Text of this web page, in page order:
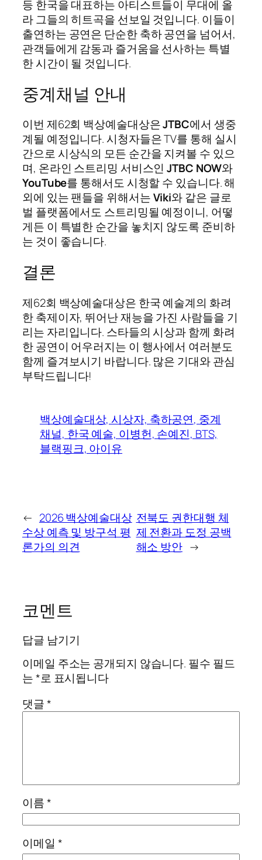
등 한국을 대표하는 아티스트들이 무대에 올
라 그들의 히트곡을 선보일 것입니다. 이들이
출연하는 공연은 단순한 축하 공연을 넘어서,
관객들에게 감동과 즐거움을 선사하는 특별
한 시간이 될 것입니다.
중계채널 안내
이번 제62회 백상예술대상은JTBC에서 생중
계될 예정입니다. 시청자들은 TV를 통해 실시
간으로 시상식의 모든 순간을 지켜볼 수 있으
며, 온라인 스트리밍 서비스인JTBC NOW와
YouTube를 통해서도 시청할 수 있습니다. 해
외에 있는 팬들을 위해서는Viki와 같은 글로
벌 플랫폼에서도 스트리밍될 예정이니, 어떻
게든 이 특별한 순간을 놓치지 않도록 준비하
는 것이 좋습니다.
결론
제62회 백상예술대상은 한국 예술계의 화려
한 축제이자, 뛰어난 재능을 가진 사람들을 기
리는 자리입니다. 스타들의 시상과 함께 화려
한 공연이 어우러지는 이 행사에서 여러분도
함께 즐겨보시기 바랍니다. 많은 기대와 관심
부탁드립니다!
백상예술대상, 시상자, 축하공연, 중계
채널, 한국 예술, 이병헌, 손예진, BTS,
블랙핑크, 아이유
← 2026 백상예술대상
수상 예측 및 방구석 평
론가의 의견
전북도 권한대행 체
제 전환과 도정 공백
해소 방안 →
코멘트
답글 남기기
이메일 주소는 공개되지 않습니다. 필수 필드
는*로 표시됩니다
댓글*
이름*
이메일 *